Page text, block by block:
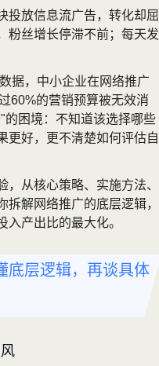
投放信息流广告，转化却屈
粉丝增长停滞不前；每天发
据，中小企业在网络推广
60%的营销预算被无效消
困境：不知道该选择哪些
更好，更不清楚如何评估自
从核心策略、实施方法、
解网络推广的底层逻辑，
产出比的最大化。
底层逻辑，再谈具体